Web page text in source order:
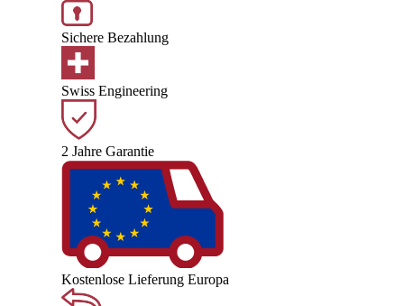
Sichere Bezahlung
Swiss Engineering
2 Jahre Garantie
Kostenlose Lieferung Europa